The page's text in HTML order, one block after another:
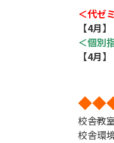
＜代ゼ
【4月
＜個別
【4月
◆◆◆
校舎教
校舎環